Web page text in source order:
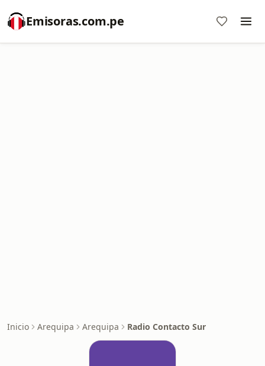
Emisoras.com.pe
Inicio Arequipa Arequipa Radio Contacto Sur